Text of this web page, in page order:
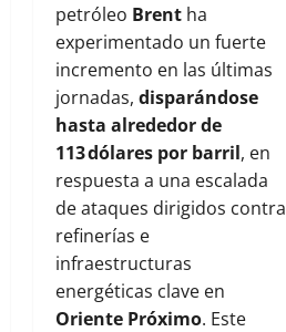
petróleo Brent ha
experimentado un fuerte
incremento en las últimas
jornadas, disparándose
hasta alrededor de
113 dólares por barril, en
respuesta a una escalada
de ataques dirigidos contra
refinerías e
infraestructuras
energéticas clave en
Oriente Próximo. Este